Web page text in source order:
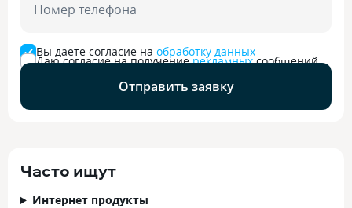
Номер телефона
Вы даете согласие на обработку данных
Даю согласие на получениерекламныхсообщений
Отправить заявку
Часто ищут
Интернет продукты